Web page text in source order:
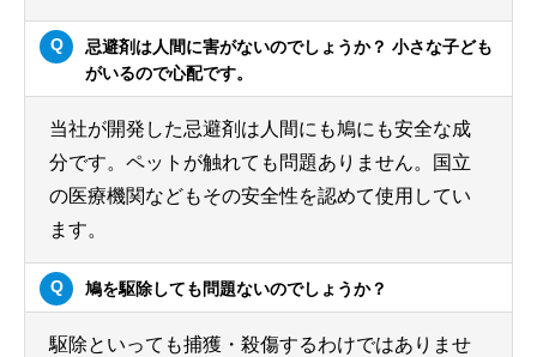
忌避剤は人間に害がないのでしょうか？ 小さな子ども
がいるので心配です。
当社が開発した忌避剤は人間にも鳩にも安全な成
分です。ペットが触れても問題ありません。国立
の医療機関などもその安全性を認めて使用してい
ます。
鳩を駆除しても問題ないのでしょうか？
駆除といっても捕獲・殺傷するわけではありませ